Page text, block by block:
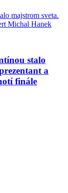
stalo
a
finále